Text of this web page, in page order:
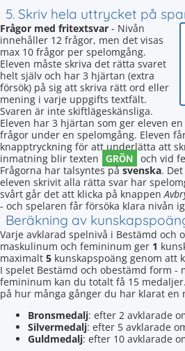
5. Skriv hela uttrycket på
Frågor med fritextsvar - Nivån
innehåller 12 frågor, men det visas
max 10 frågor per spelomgång.
Eleven måste skriva det rätta svaret
helt själv och har 3 hjärtan (extra
försök) på sig att skriva rätt ord eller
mening i varje uppgifts textfält.
Svaren är inte skiftlägeskänsliga.
Eleven har 3 hjärtan som ger eleven
frågor under en spelomgång. Eleven
knapptryckning för att underlätta att
inmatning blir texten GRÖN och vid
Frågorna har talsyntes påsvenska.
eleven skrivit alla rätta svar har
svårt går det att klicka på knappen
- och spelaren får försöka klara nivån
Beräkning av
Varje avklarad spelnivå i Bestämd och
maskulinum och femininum ger 1
maximalt 5 kunskapspoäng genom att
I spelet Bestämd och obestämd form -
femininum kan du totalt få 15
på hur många gånger du har klarat en
Bronsmedalj: efter 2 avklarade
Silvermedalj: efter 5 avklarade
Guldmedalj: efter 10 avklarade